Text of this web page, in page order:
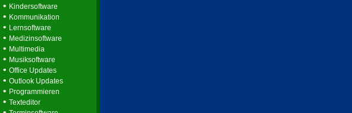
• Kindersoftware
• Kommunikation
• Lernsoftware
• Medizinsoftware
• Multimedia
• Musiksoftware
• Office Updates
• Outlook Updates
• Programmieren
• Texteditor